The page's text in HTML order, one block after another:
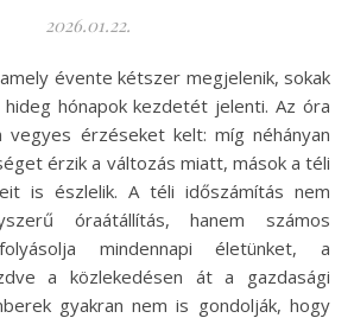
2026.01.22.
hónapok kezdetét jelenti. Az óra
vegyes érzéseket kelt: míg néhányan
érzik a változás miatt, mások a téli
is észlelik. A téli időszámítás nem
óraátállítás, hanem számos
mindennapi életünket, a
a közlekedésen át a gazdasági
gyakran nem is gondolják, hogy